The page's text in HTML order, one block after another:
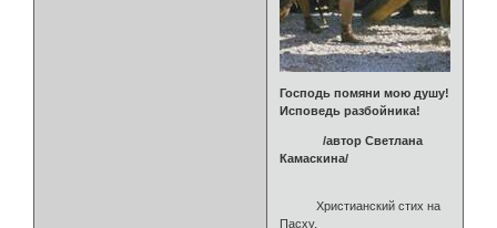
Господь помяни мою душу!
Исповедь разбойника!
/автор Светлана
Камаскина/
Христианский стих на
Пасху,